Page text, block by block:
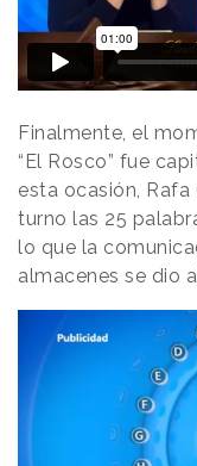
Finalmente, el
“El Rosco” fue
esta ocasión,
turno las 25
lo que la
almacenes se dio